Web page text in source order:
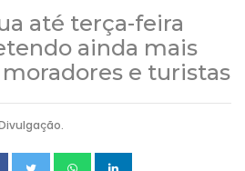
até terça-feira
ainda mais
e turistas